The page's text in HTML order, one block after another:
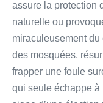
assure la protection
naturelle ou
miraculeusement du
des mosquées,
frapper une foule
qui seule échappe à